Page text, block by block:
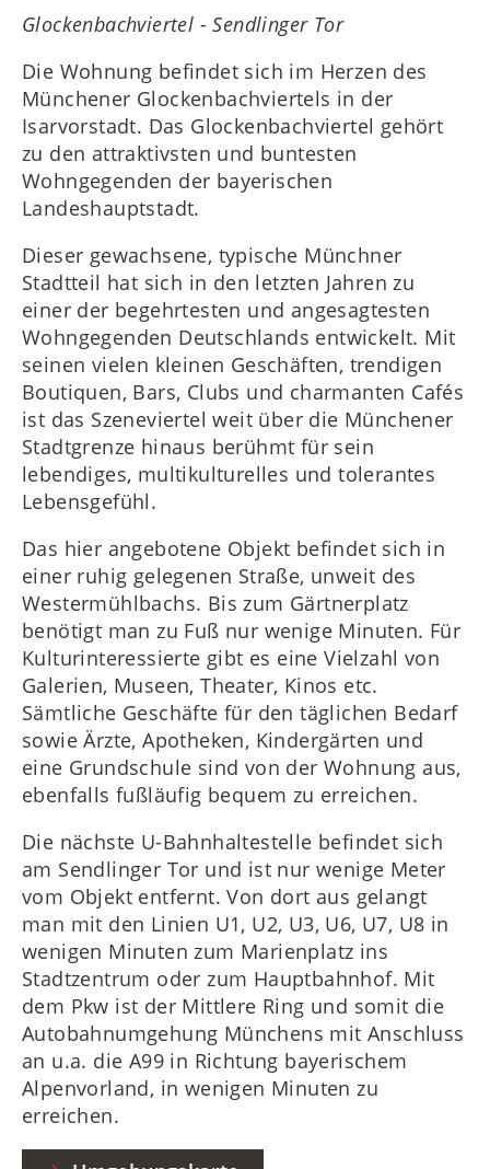
Glockenbachviertel - Sendlinger Tor
Die Wohnung befindet sich im Herzen des
Münchener Glockenbachviertels in der
Isarvorstadt. Das Glockenbachviertel gehört
zu den attraktivsten und buntesten
Wohngegenden der bayerischen
Landeshauptstadt.
Dieser gewachsene, typische Münchner
Stadtteil hat sich in den letzten Jahren zu
einer der begehrtesten und angesagtesten
Wohngegenden Deutschlands entwickelt. Mit
seinen vielen kleinen Geschäften, trendigen
Boutiquen, Bars, Clubs und charmanten Cafés
ist das Szeneviertel weit über die Münchener
Stadtgrenze hinaus berühmt für sein
lebendiges, multikulturelles und tolerantes
Lebensgefühl.
Das hier angebotene Objekt befindet sich in
einer ruhig gelegenen Straße, unweit des
Westermühlbachs. Bis zum Gärtnerplatz
benötigt man zu Fuß nur wenige Minuten. Für
Kulturinteressierte gibt es eine Vielzahl von
Galerien, Museen, Theater, Kinos etc.
Sämtliche Geschäfte für den täglichen Bedarf
sowie Ärzte, Apotheken, Kindergärten und
eine Grundschule sind von der Wohnung aus,
ebenfalls fußläufig bequem zu erreichen.
Die nächste U-Bahnhaltestelle befindet sich
am Sendlinger Tor und ist nur wenige Meter
vom Objekt entfernt. Von dort aus gelangt
man mit den Linien U1, U2, U3, U6, U7, U8 in
wenigen Minuten zum Marienplatz ins
Stadtzentrum oder zum Hauptbahnhof. Mit
dem Pkw ist der Mittlere Ring und somit die
Autobahnumgehung Münchens mit Anschluss
an u.a. die A99 in Richtung bayerischem
Alpenvorland, in wenigen Minuten zu
erreichen.